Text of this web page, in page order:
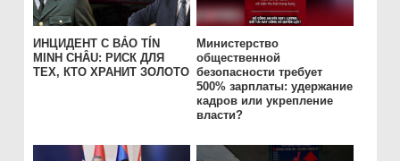
ИНЦИДЕНТ С BẢO TÍN
MINH CHÂU: РИСК ДЛЯ
ТЕХ, КТО ХРАНИТ ЗОЛОТО
Министерство
общественной
безопасности требует
500% зарплаты: удержание
кадров или укрепление
власти?